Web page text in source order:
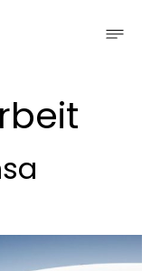
interne